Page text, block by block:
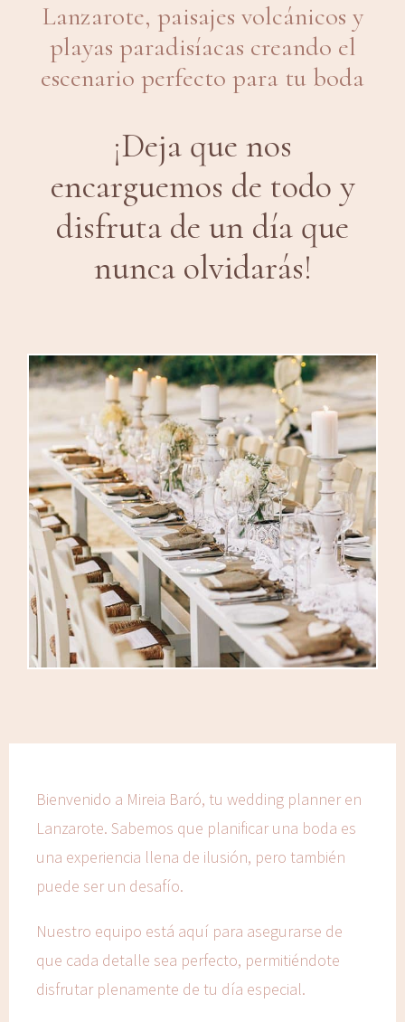
Lanzarote, paisajes volcánicos y
playas paradisíacas creando el
escenario perfecto para tu boda
¡Deja que nos
encarguemos de todo y
disfruta de un día que
nunca olvidarás!
Bienvenido a Mireia Baró, tu wedding planner en
Lanzarote. Sabemos que planificar una boda es
una experiencia llena de ilusión, pero también
puede ser un desafío.
Nuestro equipo está aquí para asegurarse de
que cada detalle sea perfecto, permitiéndote
disfrutar plenamente de tu día especial.